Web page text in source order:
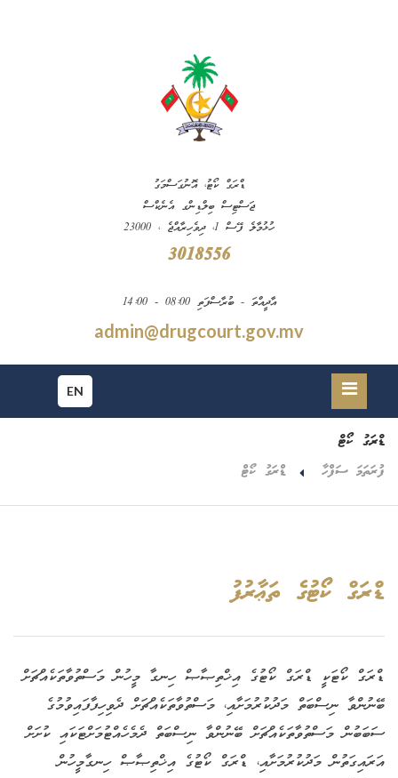
ޑްރަގް ކޯޓު، އޮނުގަސްމަގު
ޖަސްޓިސް ބިލްޑިންގ އެނެކްސް
ހުޅުމާލެ ފޭސް 1، ދިވެހިރާއްޖެ ، 23000
3018556
އާދީއްތަ - ބުރާސްފަތި 08:00 - 14:00
admin@drugcourt.gov.mv
EN
ޑްރަގު ކޯޓް
ފުރަތަމަ ސަފްހާ ޑްރަގު ކޯޓް
ޑްރަގް ކޯޓުގެ ތަޢާރުފު
ޑްރަގް ކޯޓަކީ ޑްރަގް ކޯޓުގެ އިޚްތިޞާޞް ހިނގާ މީހުން މަސްތުވާތަކެއްޗަށް
ބޭނުންވާ ނިސްބަތް މަދުކުރުމަށާއި، މަސްތުވާތަކެއްޗަށް ދެވިހިފާފައިވުމުގެ
ސަބަބުން މަސްތުވާތަކެއްޗަށް ބޭނުންވާ ނިސްބަތް ދެމެހެއްޓުމަށްޓަކައި ކުށަށް
އަރައިގަތުން މަދުކުރުމަށާއި، ޑްރަގް ކޯޓުގެ އިޚްތިޞާޞް ހިނގާމީހުން